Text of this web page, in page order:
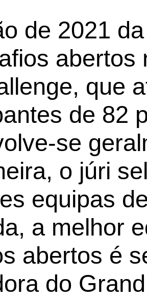
de 2021
abertos
que
de 82
se
o júri
equipas
a melhor
abertos é
do